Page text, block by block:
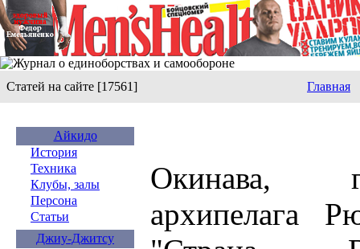
Статей на сайте [17561] Главная
Айкидо
История
Техника
Клубы, залы
Персона
Статьи
Джиу-Джитсу
Окинава,
архипелага